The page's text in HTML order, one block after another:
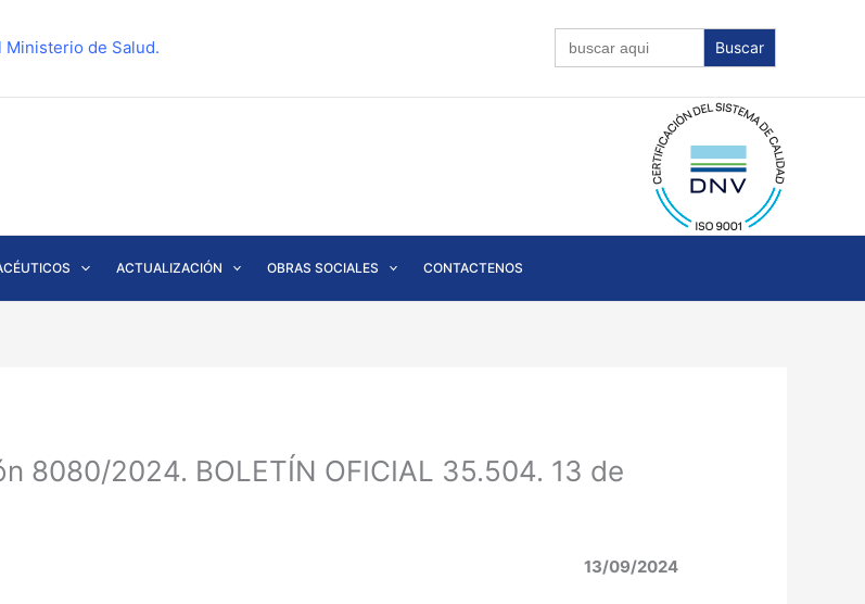
de Salud.
Buscar:
ACTUALIZACIÓN OBRAS SOCIALES CONTACTENOS
8080/2024. BOLETÍN OFICIAL 35.504. 13 de
13/09/2024